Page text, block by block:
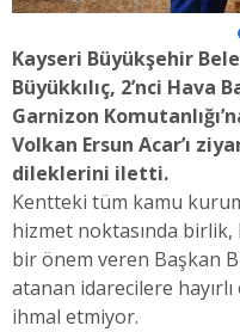
Kayseri Büyükşehir
Büyükkılıç, 2’nci Hava
Garnizon
Volkan Ersun Acar’ı
dileklerini iletti.
Kentteki tüm kamu
hizmet noktasında birlik,
bir önem veren Başkan
atanan idarecilere
ihmal etmiyor.